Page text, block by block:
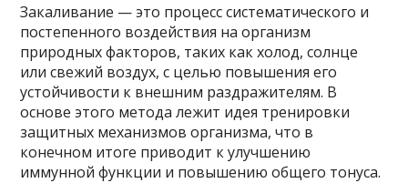
Закаливание — это процесс систематического и
постепенного воздействия на организм
природных факторов, таких как холод, солнце
или свежий воздух, с целью повышения его
устойчивости к внешним раздражителям. В
основе этого метода лежит идея тренировки
защитных механизмов организма, что в
конечном итоге приводит к улучшению
иммунной функции и повышению общего тонуса.